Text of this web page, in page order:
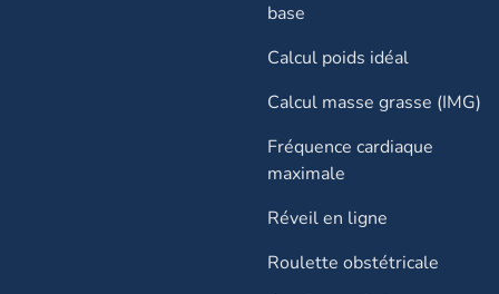
base
Calcul poids idéal
Calcul masse grasse (IMG)
Fréquence cardiaque
maximale
Réveil en ligne
Roulette obstétricale